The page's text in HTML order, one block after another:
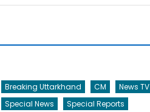
Breaking Uttarkhand CM
News TV
Special News
Special Reports